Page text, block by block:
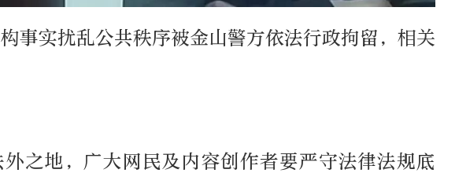
事实扰乱公共秩序被金山警方依法行政拘留，相关
之地，广大网民及内容创作者要严守法律法规底